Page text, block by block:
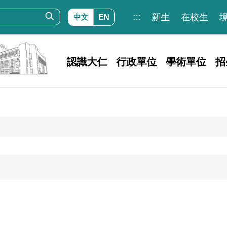
中文 EN ::: 新生 在校生
認識大仁 行政單位 學術單位